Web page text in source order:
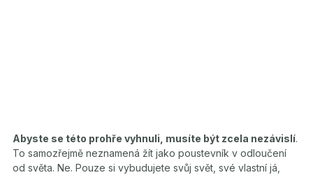
Abyste se této prohře vyhnuli, musíte být zcela nezávislí.
To samozřejmě neznamená žít jako poustevník v odloučení
od světa. Ne. Pouze si vybudujete svůj svět, své vlastní já,